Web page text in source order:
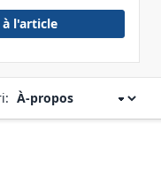
l'article